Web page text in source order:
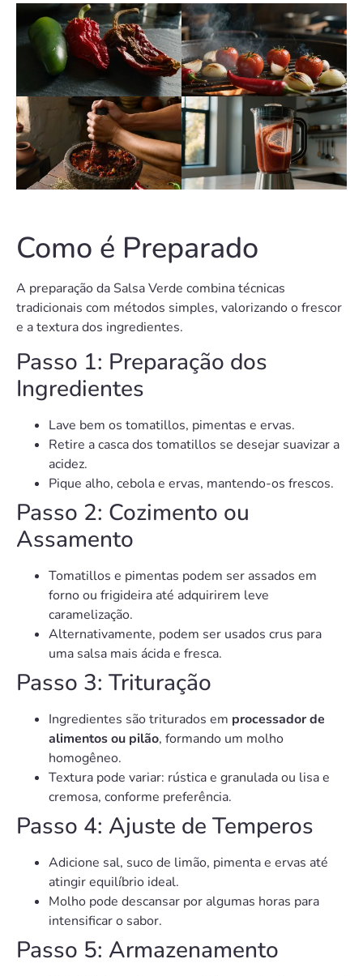
Como é Preparado
A preparação da Salsa Verde combina técnicas
tradicionais com métodos simples, valorizando o frescor
e a textura dos ingredientes.
Passo 1: Preparação dos
Ingredientes
Lave bem os tomatillos, pimentas e ervas.
Retire a casca dos tomatillos se desejar suavizar a
acidez.
Pique alho, cebola e ervas, mantendo-os frescos.
Passo 2: Cozimento ou
Assamento
Tomatillos e pimentas podem ser assados em
forno ou frigideira até adquirirem leve
caramelização.
Alternativamente, podem ser usados crus para
uma salsa mais ácida e fresca.
Passo 3: Trituração
Ingredientes são triturados em processador de
alimentos ou pilão, formando um molho
homogêneo.
Textura pode variar: rústica e granulada ou lisa e
cremosa, conforme preferência.
Passo 4: Ajuste de Temperos
Adicione sal, suco de limão, pimenta e ervas até
atingir equilíbrio ideal.
Molho pode descansar por algumas horas para
intensificar o sabor.
Passo 5: Armazenamento